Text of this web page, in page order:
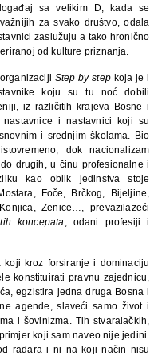
sa velikim D, kada se
za svako društvo, odala
zaslužuju a tako hronično
od kulture priznanja.
Step by stepkoja je i
koju su tu noć dobili
iz različitih krajeva Bosne i
i nastavnici koji su
i srednjim školama. Bio
dok nacionalizam
drugih, u činu profesionalne i
kao oblik jedinstva stoje
Foče, Brčkog, Bijeljine,
Zenice…, prevazilazeći
koncepata
, odani profesiji i
koji kroz forsiranje i dominaciju
konstituirati pravnu zajednicu,
egzistira jedna druga Bosna i
agende, slaveći samo život i
i šovinizma. Tih stvaralačkih,
koji sam naveo nije jedini.
radara i ni na koji način nisu